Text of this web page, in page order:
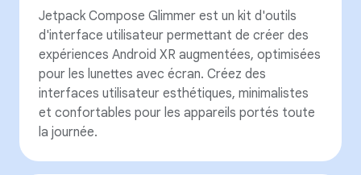
Jetpack Compose Glimmer est un kit d'outils
d'interface utilisateur permettant de créer des
expériences Android XR augmentées, optimisées
pour les lunettes avec écran. Créez des
interfaces utilisateur esthétiques, minimalistes
et confortables pour les appareils portés toute
la journée.